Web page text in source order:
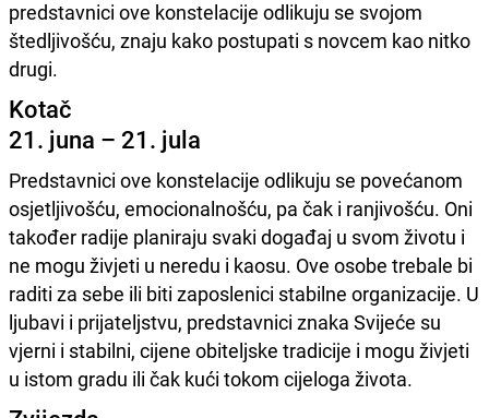
predstavnici ove konstelacije odlikuju se svojom
štedljivošću, znaju kako postupati s novcem kao nitko
drugi.
Kotač
21. juna – 21. jula
Predstavnici ove konstelacije odlikuju se povećanom
osjetljivošću, emocionalnošću, pa čak i ranjivošću. Oni
također radije planiraju svaki događaj u svom životu i
ne mogu živjeti u neredu i kaosu. Ove osobe trebale bi
raditi za sebe ili biti zaposlenici stabilne organizacije. U
ljubavi i prijateljstvu, predstavnici znaka Svijeće su
vjerni i stabilni, cijene obiteljske tradicije i mogu živjeti
u istom gradu ili čak kući tokom cijeloga života.